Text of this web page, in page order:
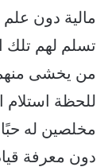
مالية دون
تسلم لهم تلك
من يخشى
للحظة استلام
مخلصين له
دون معرفة